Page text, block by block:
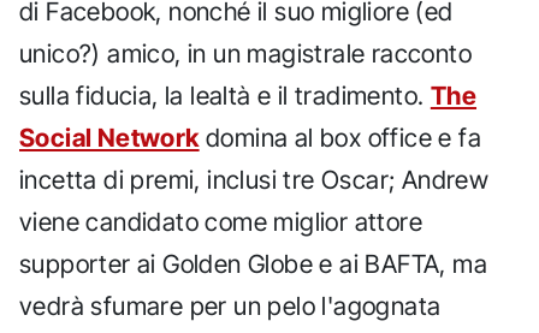
di Facebook, nonché il suo migliore (ed
unico?) amico, in un magistrale racconto
sulla fiducia, la lealtà e il tradimento. The
Social Networkdomina al box office e fa
incetta di premi, inclusi tre Oscar; Andrew
viene candidato come miglior attore
supporter ai Golden Globe e ai BAFTA, ma
vedrà sfumare per un pelo l'agognata